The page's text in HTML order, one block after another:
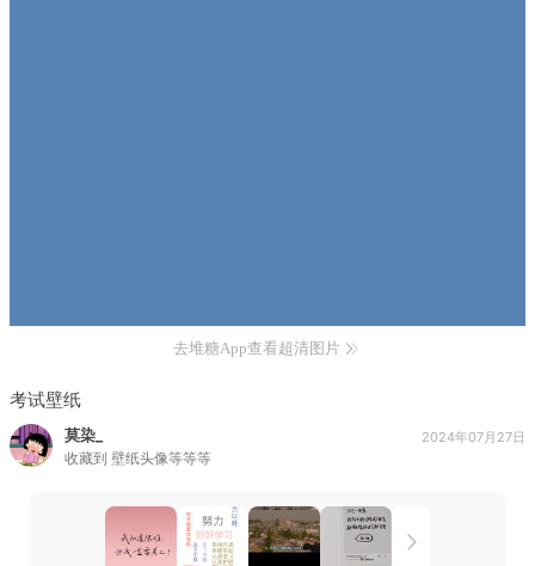
去堆糖App查看超清图片
考试壁纸
莫染_
收藏到 壁纸头像等等等
2024年07月27日